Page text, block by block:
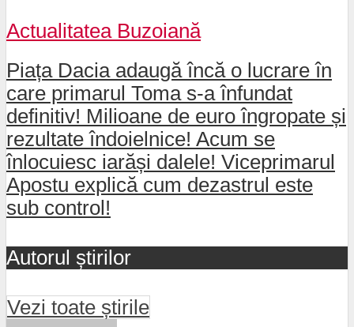
Actualitatea Buzoiană
Piața Dacia adaugă încă o lucrare în
care primarul Toma s-a înfundat
definitiv! Milioane de euro îngropate și
rezultate îndoielnice! Acum se
înlocuiesc iarăși dalele! Viceprimarul
Apostu explică cum dezastrul este
sub control!
Autorul știrilor
Vezi toate știrile